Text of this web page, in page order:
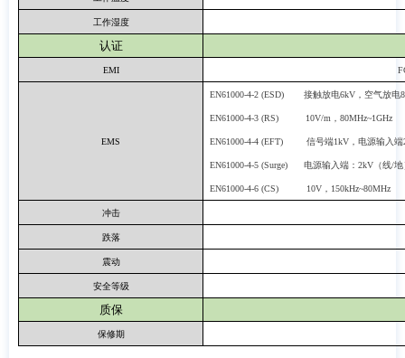
工作湿度
认证
EMI
EMS
EN61000-4-2 (ESD) 接触放电6kV，空气放电
EN61000-4-3 (RS) 10V/m，80MHz~1GHz
EN61000-4-4 (EFT) 信号端1kV，电源输入端
EN61000-4-5 (Surge) 电源输入端：2kV（线/
EN61000-4-6 (CS) 10V，150kHz~80MHz
冲击
跌落
震动
安全等级
质保
保修期